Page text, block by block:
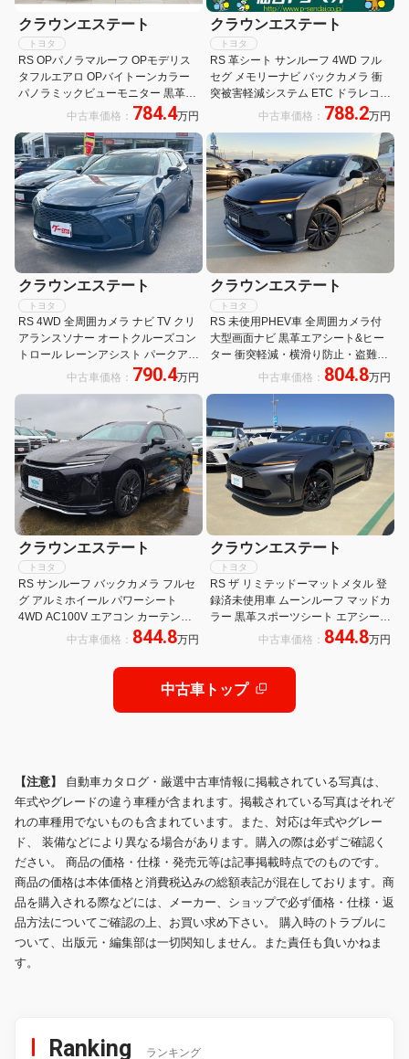
クラウンエステート
トヨタ
RS OPパノラマルーフ OPモデリス
タフルエアロ OPバイトーンカラー
パノラミックビューモニター 黒革ベ
ンチレーション&パワーシート デジ
ブレコーダー 純正21インチAW
中古車価格： 784.4万円
クラウンエステート
トヨタ
RS 革シート サンルーフ 4WD フル
セグ メモリーナビ バックカメラ 衝
突被害軽減システム ETC ドラレコ
LEDヘッドランプ アイドリングスト
中古車価格： 788.2万円
クラウンエステート
トヨタ
RS 4WD 全周囲カメラ ナビ TV クリ
アランスソナー オートクルーズコン
トロール レーンアシスト パークアシ
スト 衝突被害軽減システム アルミホ
中古車価格： 790.4万円
クラウンエステート
トヨタ
RS 未使用PHEV車 全周囲カメラ付
大型画面ナビ 黒革エアシート&ヒー
ター 衝突軽減・横滑り防止・盗難防
止装置 1500W給電 追従クルコン ド
ドア ETC2・0
中古車価格： 804.8万円
クラウンエステート
トヨタ
RS サンルーフ バックカメラ フルセ
グ アルミホイール パワーシート
4WD AC100V エアコン カーテンエ
アバッグ クルーズコントロール スマ
中古車価格： 844.8万円
クラウンエステート
トヨタ
RS ザ リミテッドーマットメタル 登
録済未使用車 ムーンルーフ マッドカ
ラー 黒革スポーツシート エアシート
&ヒーター 1500Wコンセント 追従型
ワーバックドア 赤ブレーキキャリパ
ー ETC2.0
中古車価格： 844.8万円
中古車トップ
【注意】 自動車カタログ・厳選中古車情報に掲載されている写真は、
年式やグレードの違う車種が含まれます。掲載されている写真はそれぞ
れの車種用でないものも含まれています。また、対応は年式やグレー
ド、 装備などにより異なる場合があります。購入の際は必ずご確認く
ださい。 商品の価格・仕様・発売元等は記事掲載時点でのものです。
商品の価格は本体価格と消費税込みの総額表記が混在しております。商
品を購入される際などには、メーカー、ショップで必ず価格・仕様・返
品方法についてご確認の上、お買い求め下さい。 購入時のトラブルに
ついて、出版元・編集部は一切関知しません。また責任も負いかねま
す。
Ranking ランキング